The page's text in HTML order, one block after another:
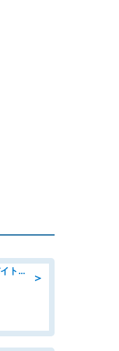
＞
ホールスタッフ/「未経験者さん&バイトデビューも大歓迎」残業ほぼなし×1日3時間〜勤務OK!フォロー体制も充実/広島県/広島市南区